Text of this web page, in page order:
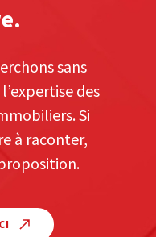
sans
des
Si
à raconter,